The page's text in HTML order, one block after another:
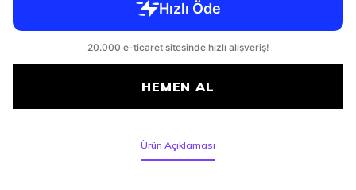
HEMEN AL
Ürün Açıklaması